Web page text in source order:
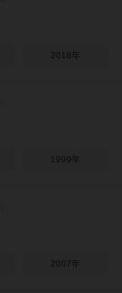
2018年
1999年
2007年